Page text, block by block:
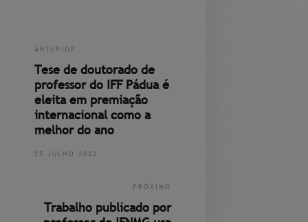
ANTERIOR
Tese de doutorado de
professor do IFF Pádua é
eleita em premiação
internacional como a
melhor do ano
25 JULHO 2022
PRÓXIMO
Trabalho publicado por